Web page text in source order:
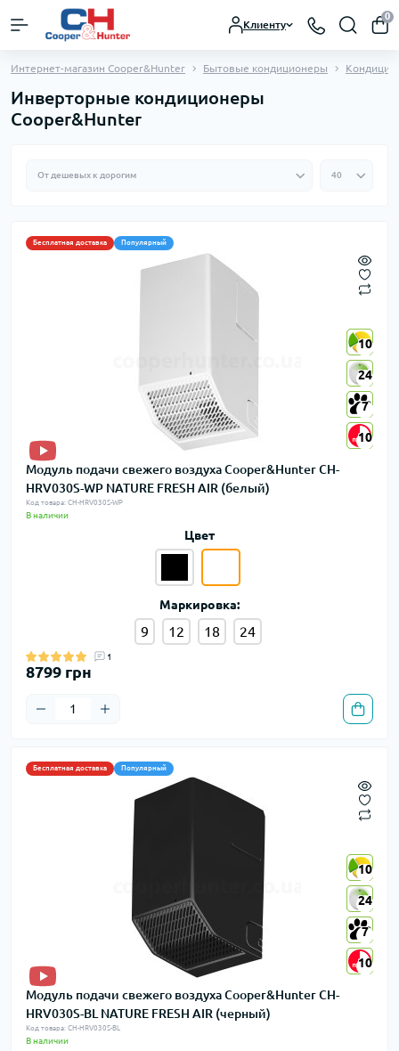
Клиенту
0
Интернет-магазин Cooper&Hunter Бытовые кондиционеры
Инверторные кондиционеры
Cooper&Hunter
Бесплатная доставка Популярный
10
24
7
10
10
24
7
10
Модуль подачи свежего воздуха Cooper&Hunter CH-
HRV030S-WP NATURE FRESH AIR (белый)
Код товара: CH-HRV030S-WP
В наличии
Цвет
Маркировка:
9 12 18 24
1
8799 грн
Бесплатная доставка Популярный
10
24
7
10
10
24
7
10
Модуль подачи свежего воздуха Cooper&Hunter CH-
HRV030S-BL NATURE FRESH AIR (черный)
Код товара: CH-HRV030S-BL
В наличии